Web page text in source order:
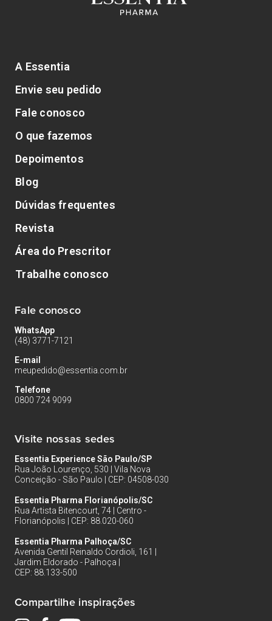
A Essentia
Envie seu pedido
Fale conosco
O que fazemos
Depoimentos
Blog
Dúvidas frequentes
Revista
Área do Prescritor
Trabalhe conosco
Fale conosco
WhatsApp
(48) 3771-7121
E-mail
meupedido@essentia.com.br
Telefone
0800 724 9099
Visite nossas sedes
Essentia Experience São Paulo/SP
Rua João Lourenço, 530 | Vila Nova
Conceição - São Paulo | CEP: 04508-030
Essentia Pharma Florianópolis/SC
Rua Artista Bitencourt, 74 | Centro -
Florianópolis | CEP: 88.020-060
Essentia Pharma Palhoça/SC
Avenida Gentil Reinaldo Cordioli, 161 |
Jardim Eldorado - Palhoça |
CEP: 88.133-500
Compartilhe inspirações